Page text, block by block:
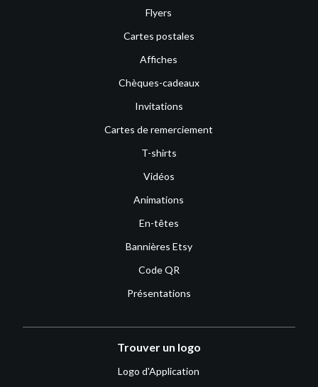
Flyers
Cartes postales
Affiches
Chèques-cadeaux
Invitations
Cartes de remerciement
T-shirts
Vidéos
Animations
En-têtes
Bannières Etsy
Code QR
Présentations
Trouver un logo
Logo d'Application